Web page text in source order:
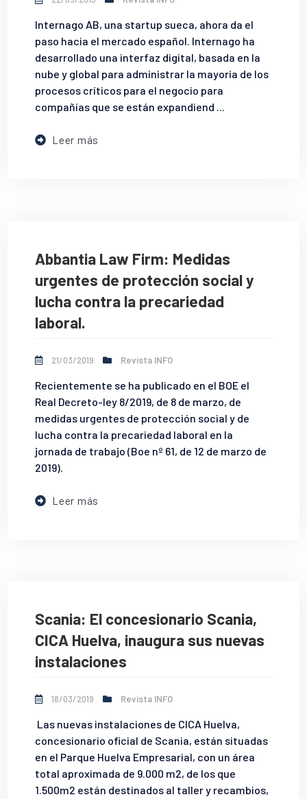
Internago AB, una startup sueca, ahora da el
paso hacia el mercado español. Internago ha
desarrollado una interfaz digital, basada en la
nube y global para administrar la mayoría de los
procesos críticos para el negocio para
compañías que se están expandiend ...
Leer más
Abbantia Law Firm: Medidas
urgentes de protección social y
lucha contra la precariedad
laboral.
21/03/2019 Revista INFO
Recientemente se ha publicado en el BOE el
Real Decreto-ley 8/2019, de 8 de marzo, de
medidas urgentes de protección social y de
lucha contra la precariedad laboral en la
jornada de trabajo (Boe nº 61, de 12 de marzo de
2019).
Leer más
Scania: El concesionario Scania,
CICA Huelva, inaugura sus nuevas
instalaciones
18/03/2019 Revista INFO
Las nuevas instalaciones de CICA Huelva,
concesionario oficial de Scania, están situadas
en el Parque Huelva Empresarial, con un área
total aproximada de 9.000 m2, de los que
1.500m2 están destinados al taller y recambios,